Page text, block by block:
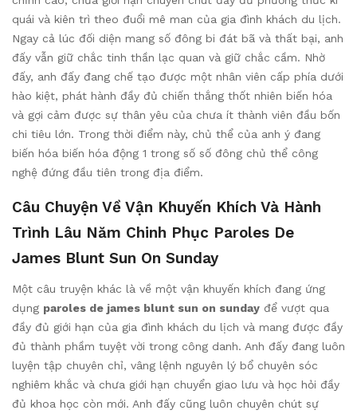
quái và kiên trì theo đuổi mê man của gia đình khách du lịch.
Ngay cả lúc đối diện mang số đông bi đát bã và thất bại, anh
đấy vẫn giữ chắc tinh thần lạc quan và giữ chắc cầm. Nhờ
đấy, anh đấy đang chế tạo được một nhân viên cấp phía dưới
hào kiệt, phát hành đầy đủ chiến thắng thốt nhiên biến hóa
và gợi cảm được sự thân yêu của chưa ít thành viên đầu bốn
chi tiêu lớn. Trong thời điểm này, chủ thể của anh ý đang
biến hóa biến hóa động 1 trong số số đông chủ thể công
nghệ đứng đầu tiên trong địa điểm.
Câu Chuyện Về Vận Khuyến Khích Và Hành
Trình Lâu Năm Chinh Phục Paroles De
James Blunt Sun On Sunday
Một câu truyện khác là về một vận khuyến khích đang ứng
dụng paroles de james blunt sun on sunday để vượt qua
đầy đủ giới hạn của gia đình khách du lịch và mang được đầy
đủ thành phầm tuyệt vời trong công danh. Anh đấy đang luôn
luyện tập chuyên chỉ, vâng lệnh nguyên lý bổ chuyên sóc
nghiêm khắc và chưa giới hạn chuyển giao lưu và học hỏi đầy
đủ khoa học còn mới. Anh đấy cũng luôn chuyên chút sự